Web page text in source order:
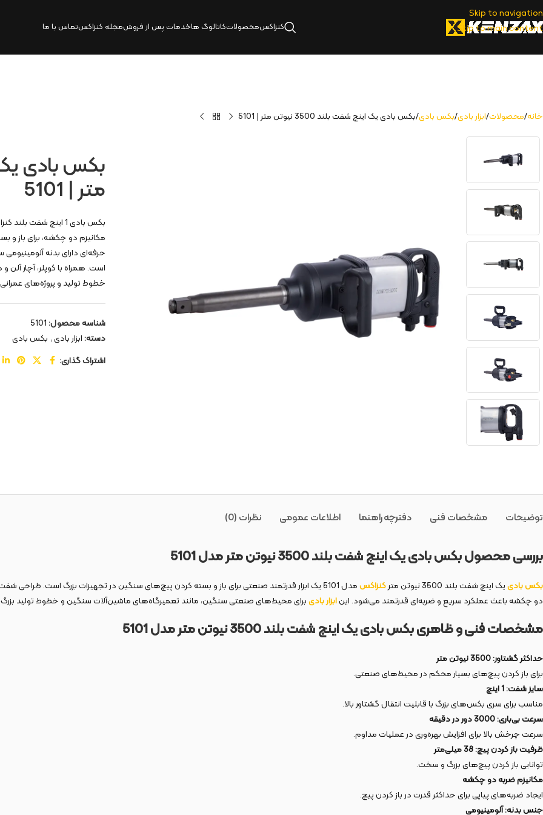
Skip to navigation
Skip to main content
کنزاکسمحصولاتکاتالوگ‌ هاخدمات پس از فروشمجله کنزاکستماس با ما
خانه محصولات ابزار بادی بکس بادی بکس بادی یک اینچ شفت بلند 3500 نیوتن متر | 5101
متر | 5101
مکانیزم دو چکشه، برای باز
خطوط تولید و پروژه‌های
شناسه محصول:5101
دسته:ابزار بادی, بکس بادی
اشتراک گذاری:
توضیحات نظرات (0) مشخصات فنی اطلاعات عمومی دفترچه راهنما
بررسی محصول بکس بادی یک اینچ شفت بلند 3500 نیوتن متر مدل 5101
بکس بادییک اینچ شفت بلند 3500 نیوتن متر کنزاکس
مدل 5101 یک ابزار قدرتمند صنعتی برای باز و بسته کردن پیچ‌های سنگین در تجهیزات بزرگ است.
دو چکشه باعث عملکرد سریع و ضربه‌ای قدرتمند می‌شود. اینابزار بادیبرای محیط‌های صنعتی سنگین، مانند تعمیرگاه‌های ماشین‌آلات سنگین و خطوط تولید
مشخصات فنی و ظاهری بکس بادی یک اینچ شفت بلند 3500 نیوتن متر مدل 5101
حداکثر گشتاور: 3500 نیوتن متر
برای باز کردن پیچ‌های بسیار محکم در محیط‌های صنعتی.
سایز شفت: 1 اینچ
مناسب برای سری بکس‌های بزرگ با قابلیت انتقال گشتاور بالا.
سرعت بی‌باری: 3000 دور در دقیقه
سرعت چرخش بالا برای افزایش بهره‌وری در عملیات مداوم.
ظرفیت باز کردن پیچ: 38 میلی‌متر
توانایی باز کردن پیچ‌های بزرگ و سخت.
مکانیزم ضربه دو چکشه
ایجاد ضربه‌های پیاپی برای حداکثر قدرت در باز کردن پیچ.
جنس بدنه: آلومینیومی